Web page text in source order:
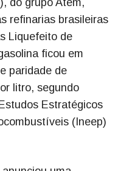
do grupo Atem,
refinarias brasileiras
Liquefeito de
ficou em
paridade de
litro, segundo
Estratégicos
(Ineep)